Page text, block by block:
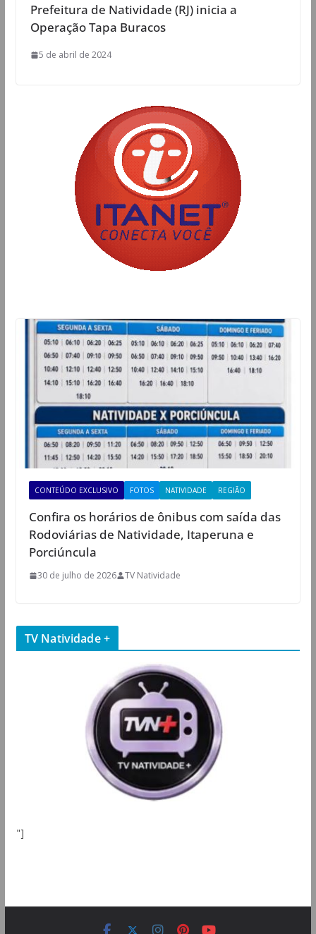
Prefeitura de Natividade (RJ) inicia a
Operação Tapa Buracos
5 de abril de 2024
CONTEÚDO EXCLUSIVO FOTOS NATIVIDADE REGIÃO
Confira os horários de ônibus com saída das
Rodoviárias de Natividade, Itaperuna e
Porciúncula
30 de julho de 2026 TV Natividade
TV Natividade +
"]